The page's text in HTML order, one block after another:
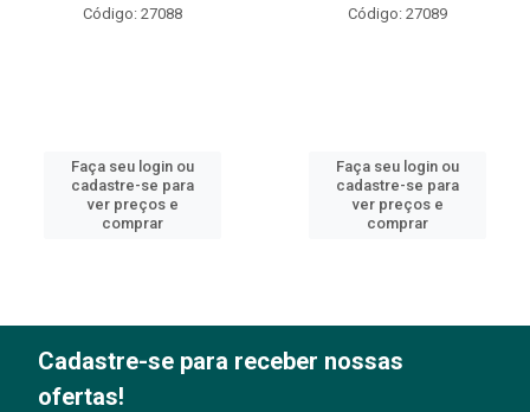
Código: 27088
Faça seu login ou
cadastre-se para
ver preços e
comprar
Código: 27089
Faça seu login ou
cadastre-se para
ver preços e
comprar
Cadastre-se para receber nossas
ofertas!